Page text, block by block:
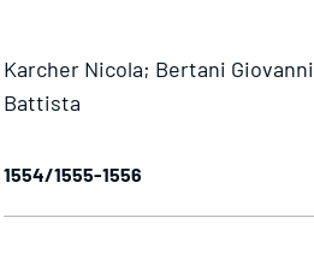
Karcher Nicola; Bertani Giovanni
Battista
1554/1555-1556